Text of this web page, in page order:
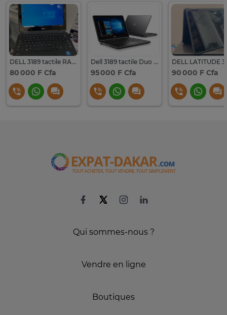
DELL 3189 tactile RAM 8Go
80 000 F Cfa
Dell 3189 tactile Duo core ram 8
95 000 F Cfa 90 000 F Cfa
Qui sommes-nous ?
Vendre en ligne
Boutiques